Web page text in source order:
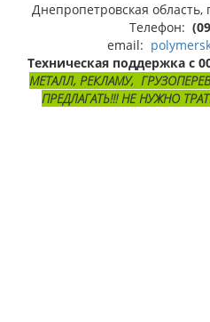
Днепропетровская
Телефон:
email:
Техническая поддержка с
МЕТАЛЛ, РЕКЛАМУ,
ПРЕДЛАГАТЬ!!! НЕ НУЖНО